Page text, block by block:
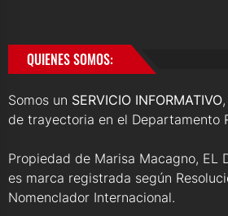
QUIENES SOMOS:
Somos un SERVICIO INFORMATIVO
de trayectoria en el Departamento
Propiedad de Marisa Macagno, EL
es marca registrada según
Nomenclador Internacional.